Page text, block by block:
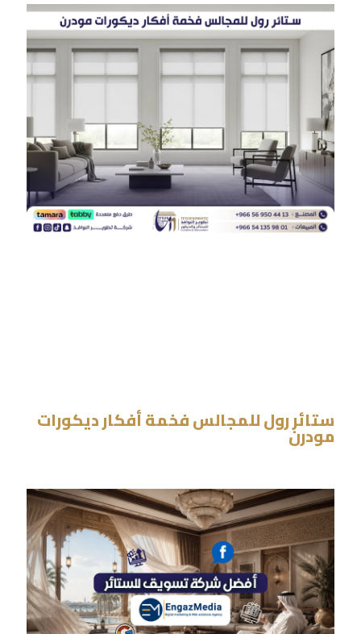
ستائر رول للمجالس فخمة أفكار ديكورات
مودرن